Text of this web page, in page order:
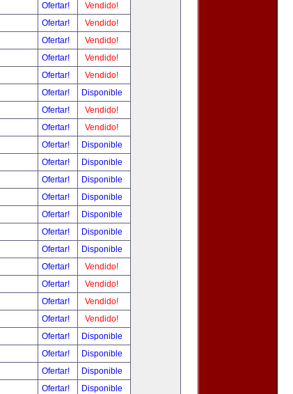
Ofertar!
Vendido!
Ofertar!
Vendido!
Ofertar!
Vendido!
Ofertar!
Vendido!
Ofertar!
Vendido!
Ofertar!
Disponible
Ofertar!
Vendido!
Ofertar!
Vendido!
Ofertar!
Disponible
Ofertar!
Disponible
Ofertar!
Disponible
Ofertar!
Disponible
Ofertar!
Disponible
Ofertar!
Disponible
Ofertar!
Disponible
Ofertar!
Vendido!
Ofertar!
Vendido!
Ofertar!
Vendido!
Ofertar!
Vendido!
Ofertar!
Disponible
Ofertar!
Disponible
Ofertar!
Disponible
Ofertar!
Disponible